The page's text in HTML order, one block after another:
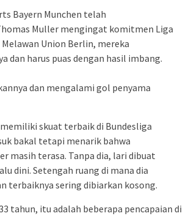
Bayern Munchen telah
Muller mengingat komitmen Liga
Union Berlin, mereka
dan harus puas dengan hasil imbang.
dan mengalami gol penyama
skuat terbaik di Bundesliga
bakal tetapi menarik bahwa
masih terasa. Tanpa dia, lari dibuat
dini. Setengah ruang di mana dia
terbaiknya sering dibiarkan kosong.
tahun, itu adalah beberapa pencapaian di